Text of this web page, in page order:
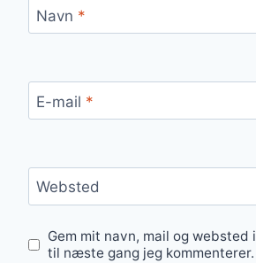
Navn *
E-mail *
Websted
Gem mit navn, mail og websted
til næste gang jeg kommenterer.